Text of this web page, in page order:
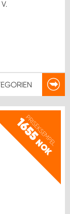
PRISEKSEMPEL
1655
NOK